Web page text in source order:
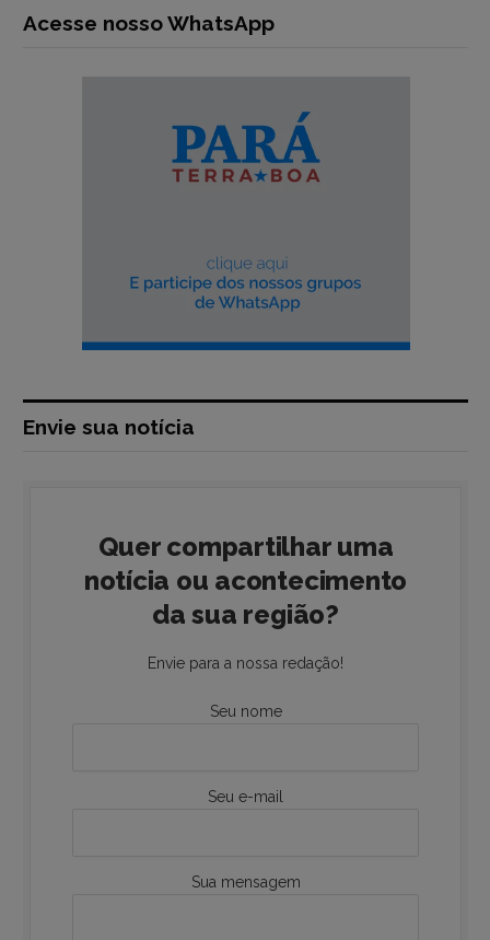
Acesse nosso WhatsApp
Envie sua notícia
Quer compartilhar uma
notícia ou acontecimento
da sua região?
Envie para a nossa redação!
Seu nome
Seu e-mail
Sua mensagem